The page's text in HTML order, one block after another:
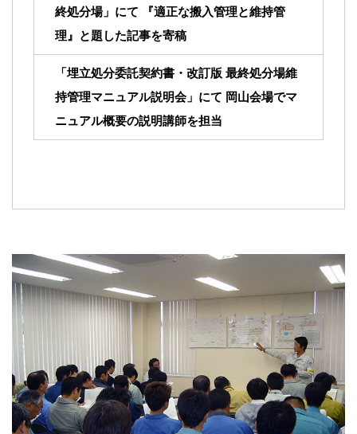
終処分場」にて 『適正な搬⼊管理と維持管
理』と題した記事を寄稿
「埋⽴処分委託契約書・改訂版 最終処分場維
持管理マニュアル説明会」にて 岡⼭会場でマ
ニュアル概要の説明講師を担当